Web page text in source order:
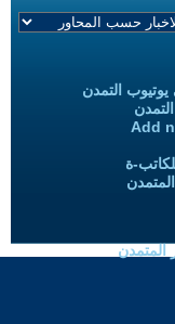
التمدن
Add
ة
المتمدن